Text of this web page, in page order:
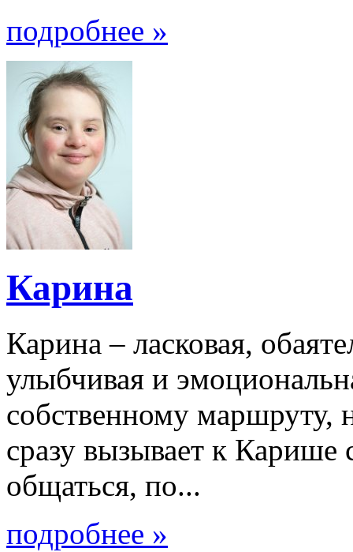
подробнее »
Карина
Карина – ласковая,
улыбчивая и
собственному маршруту,
сразу вызывает к
общаться, по...
подробнее »